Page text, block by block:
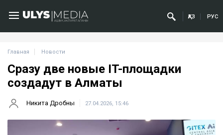
ҚАЗ РУС
Главная Новости
Сразу две новые IT-площадки
создадут в Алматы
Никита Дробны 27.04.2026, 15:46